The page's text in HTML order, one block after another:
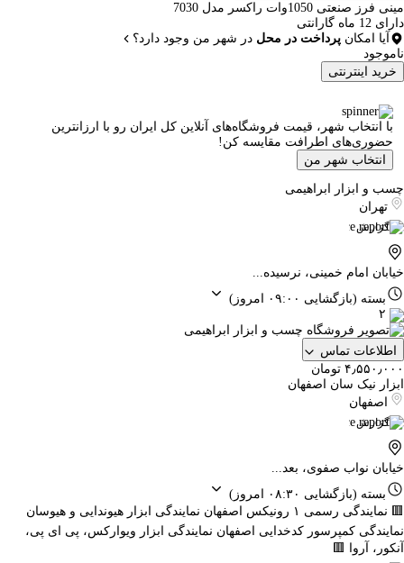
مینی فرز صنعتی 1050وات راکسر مدل 7030
دارای 12 ماه گارانتی
آیا امکان پرداخت در محل در شهر من وجود دارد؟
ناموجود
خرید اینترنتی
با انتخاب شهر، قیمت فروشگاه‌های آنلاین کل ایران رو با ارزانترین
حضوری‌های اطرافت مقایسه کن!
انتخاب شهر من
چسب و ابزار ابراهیمی
تهران
گزارش
خیابان امام خمینی، نرسیده...
بسته (بازگشایی ۰۹:۰۰ امروز)
۲
اطلاعات تماس
۴٫۵۵۰٫۰۰۰ تومان
ابزار نیک سان اصفهان
اصفهان
گزارش
خیابان نواب صفوی، بعد...
بسته (بازگشایی ۰۸:۳۰ امروز)
🟥 نمایندگی رسمی ۱ رونیکس اصفهان نمایندگی ابزار هیوندایی و هیوسان
نمایندگی کمپرسور کدخدایی اصفهان نمایندگی ابزار ویوارکس، پی ای پی،
آنکور، آروا 🟥